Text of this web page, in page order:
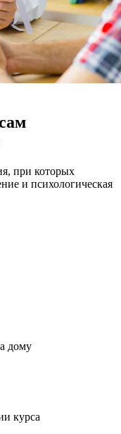
при которых
и психологическая
дому
курса